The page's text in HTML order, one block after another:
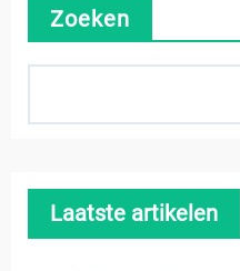
Zoeken
Laatste artikelen